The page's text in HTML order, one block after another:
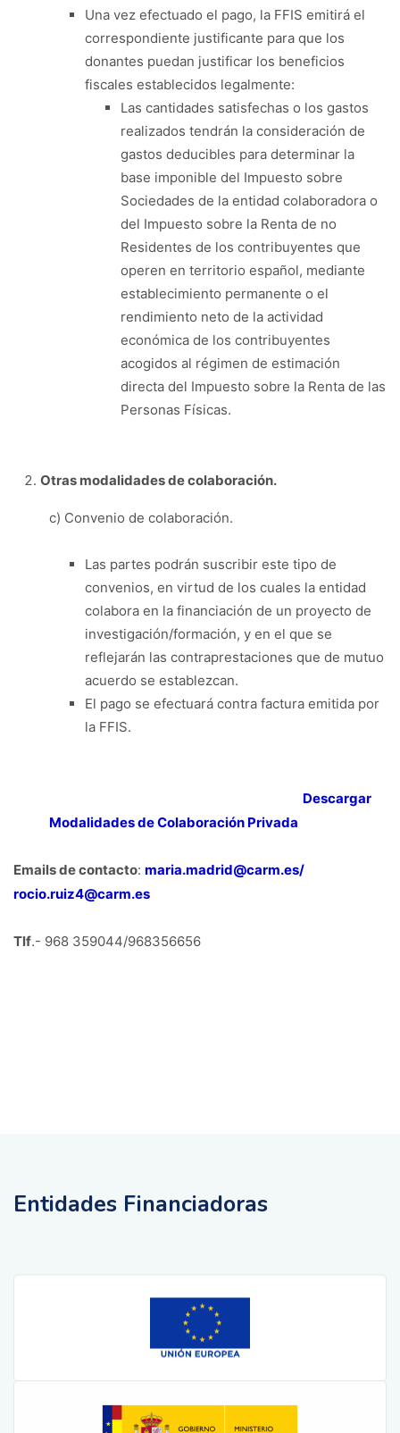
Una vez efectuado el pago, la FFIS emitirá el
correspondiente justificante para que los
donantes puedan justificar los beneficios
fiscales establecidos legalmente:
Las cantidades satisfechas o los gastos
realizados tendrán la consideración de
gastos deducibles para determinar la
base imponible del Impuesto sobre
Sociedades de la entidad colaboradora o
del Impuesto sobre la Renta de no
Residentes de los contribuyentes que
operen en territorio español, mediante
establecimiento permanente o el
rendimiento neto de la actividad
económica de los contribuyentes
acogidos al régimen de estimación
directa del Impuesto sobre la Renta de las
Personas Físicas.
Otras modalidades de colaboración.
c) Convenio de colaboración.
Las partes podrán suscribir este tipo de
convenios, en virtud de los cuales la entidad
colabora en la financiación de un proyecto de
investigación/formación, y en el que se
reflejarán las contraprestaciones que de mutuo
acuerdo se establezcan.
El pago se efectuará contra factura emitida por
la FFIS.
Descargar
Modalidades de Colaboración Privada
Emails de contacto: maria.madrid@carm.es/
rocio.ruiz4@carm.es
Tlf.- 968 359044/968356656
Entidades Financiadoras